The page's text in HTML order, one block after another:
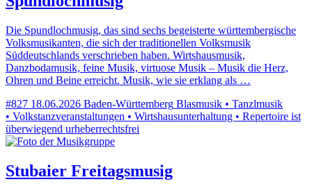
Die Spundlochmusig, das sind sechs begeisterte württembergische
Volksmusikanten, die sich der traditionellen Volksmusik
Süddeutschlands verschrieben haben. Wirtshausmusik,
Danzbodamusik, feine Musik, virtuose Musik – Musik die Herz,
Ohren und Beine erreicht. Musik, wie sie erklang als …
#827 18.06.2026 Baden-Württemberg Blasmusik • Tanzlmusik
• Volkstanzveranstaltungen • Wirtshausunterhaltung • Repertoire ist
überwiegend urheberrechtsfrei
Stubaier Freitagsmusig